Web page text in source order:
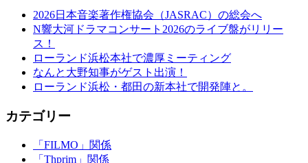
2026日本音楽著作権協会（JASRAC）の総会へ
N響大河ドラマコンサート2026のライブ盤がリリー
ス！
ローランド浜松本社で濃厚ミーティング
なんと大野知事がゲスト出演！
ローランド浜松・都田の新本社で開発陣と。
カテゴリー
「FILMO」関係
「Thprim」関係